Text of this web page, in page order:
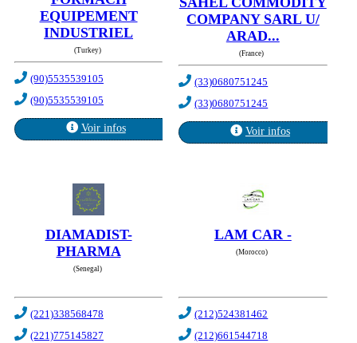
EQUIPEMENT
INDUSTRIEL
(Turkey)
(90)5535539105
(90)5535539105
Voir infos
COMPANY SARL U/
ARAD...
(France)
(33)0680751245
(33)0680751245
Voir infos
DIAMADIST-
PHARMA
(Senegal)
(221)338568478
(221)775145827
LAM CAR -
(Morocco)
(212)524381462
(212)661544718